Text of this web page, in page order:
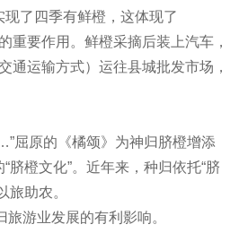
了四季有鲜橙，这体现了
重要作用。鲜橙采摘后装上汽车，
通运输方式）运往县城批发市场，
屈原的《橘颂》为神归脐橙增添
脐橙文化”。近年来，种归依托“脐
旅助农。
旅游业发展的有利影响。